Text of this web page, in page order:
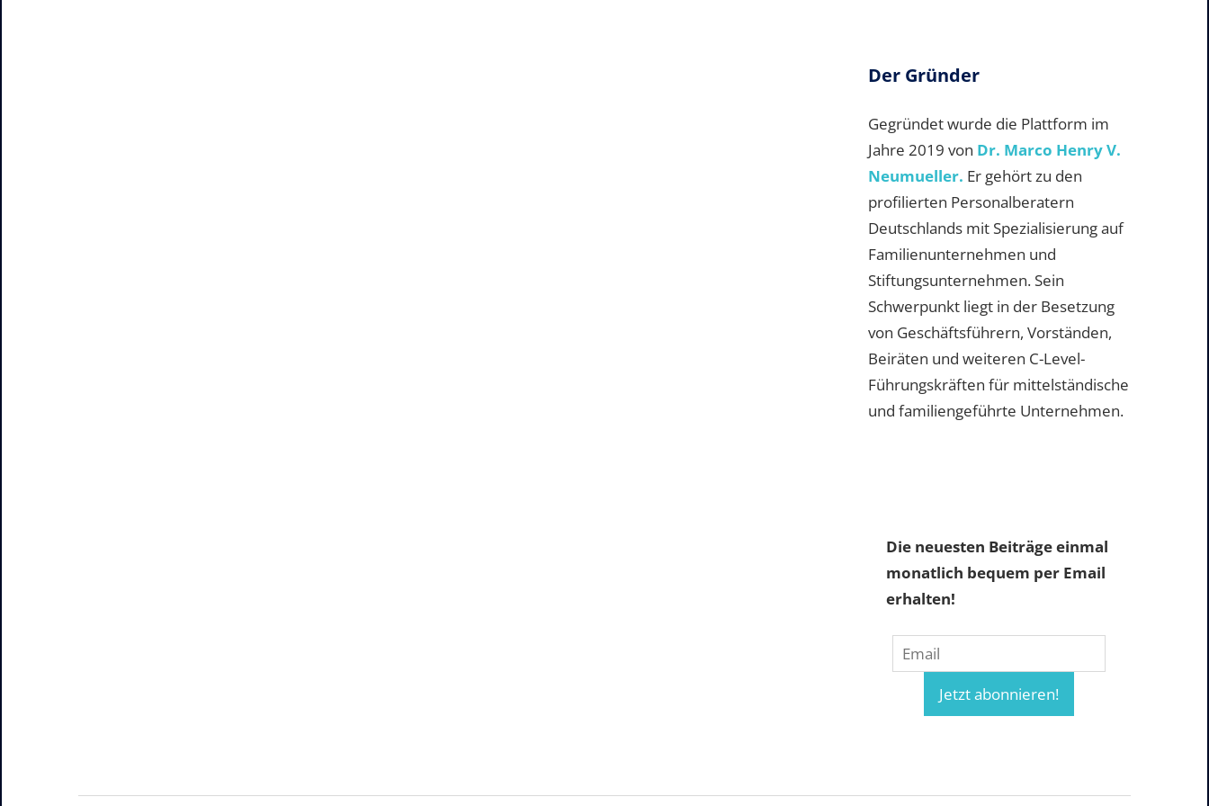
Der Gründer
Gegründet wurde die Plattform im
Jahre 2019 von Dr. Marco Henry V.
Neumueller. Er gehört zu den
profilierten Personalberatern
Deutschlands mit Spezialisierung auf
Familienunternehmen und
Stiftungsunternehmen. Sein
Schwerpunkt liegt in der Besetzung
von Geschäftsführern, Vorständen,
Beiräten und weiteren C-Level-
Führungskräften für mittelständische
und familiengeführte Unternehmen.
Die neuesten Beiträge einmal
monatlich bequem per Email
erhalten!